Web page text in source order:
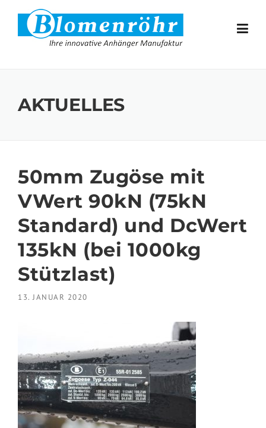
Skip to content
AKTUELLES
50mm Zugöse mit
VWert 90kN (75kN
Standard) und DcWert
135kN (bei 1000kg
Stützlast)
13. JANUAR 2020